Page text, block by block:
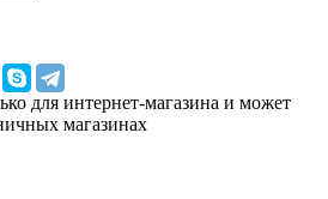
для интернет-магазина и может
магазинах